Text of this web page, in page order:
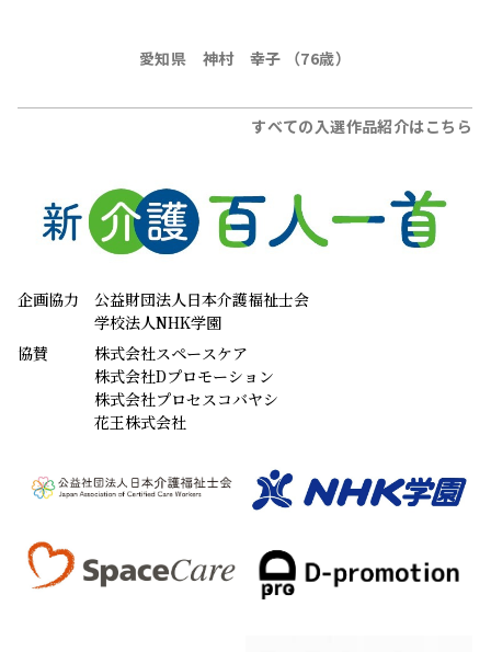
愛知県 神村 幸子 （76歳）
すべての入選作品紹介はこちら
企画協力
公益財団法人日本介護福祉士会
学校法人NHK学園
協賛
株式会社スペースケア
株式会社Dプロモーション
株式会社プロセスコバヤシ
花王株式会社